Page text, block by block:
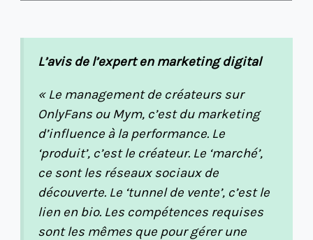
L’avis de l’expert en marketing digital
« Le management de créateurs sur
OnlyFans ou Mym, c’est du marketing
d’influence à la performance. Le
‘produit’, c’est le créateur. Le ‘marché’,
ce sont les réseaux sociaux de
découverte. Le ‘tunnel de vente’, c’est le
lien en bio. Les compétences requises
sont les mêmes que pour gérer une